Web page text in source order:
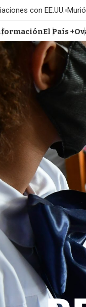
con EE.UU.
El País +